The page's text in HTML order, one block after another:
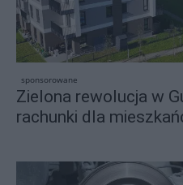
sponsorowane
Zielona rewolucja w
rachunki dla